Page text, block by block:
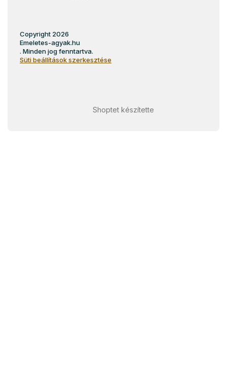
Shoptet készítette
Copyright 2026
Emeletes-agyak.hu
. Minden jog fenntartva.
Süti beállítások szerkesztése